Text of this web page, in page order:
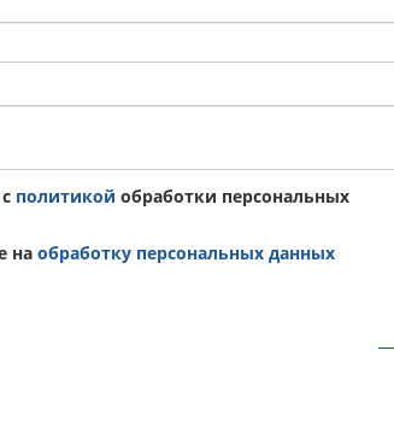
политикой обработки персональных
на обработку персональных данных